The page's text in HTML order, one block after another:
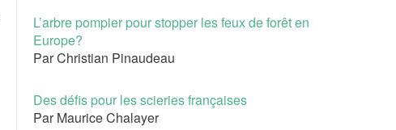
L’arbre pompier pour stopper les feux de forêt en
Europe?
Par Christian Pinaudeau
Des défis pour les scieries françaises
Par Maurice Chalayer